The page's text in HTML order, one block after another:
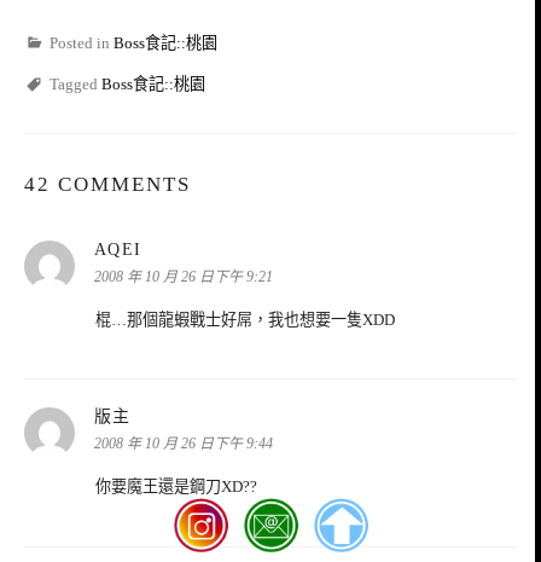
Posted in Boss食記::桃園
Tagged Boss食記::桃園
42 COMMENTS
AQEI
示:
2008 年 10 月 26 日下午 9:21
棍…那個龍蝦戰士好屌，我也想要一隻XDD
版主
示:
2008 年 10 月 26 日下午 9:44
你要魔王還是鋼刀XD??